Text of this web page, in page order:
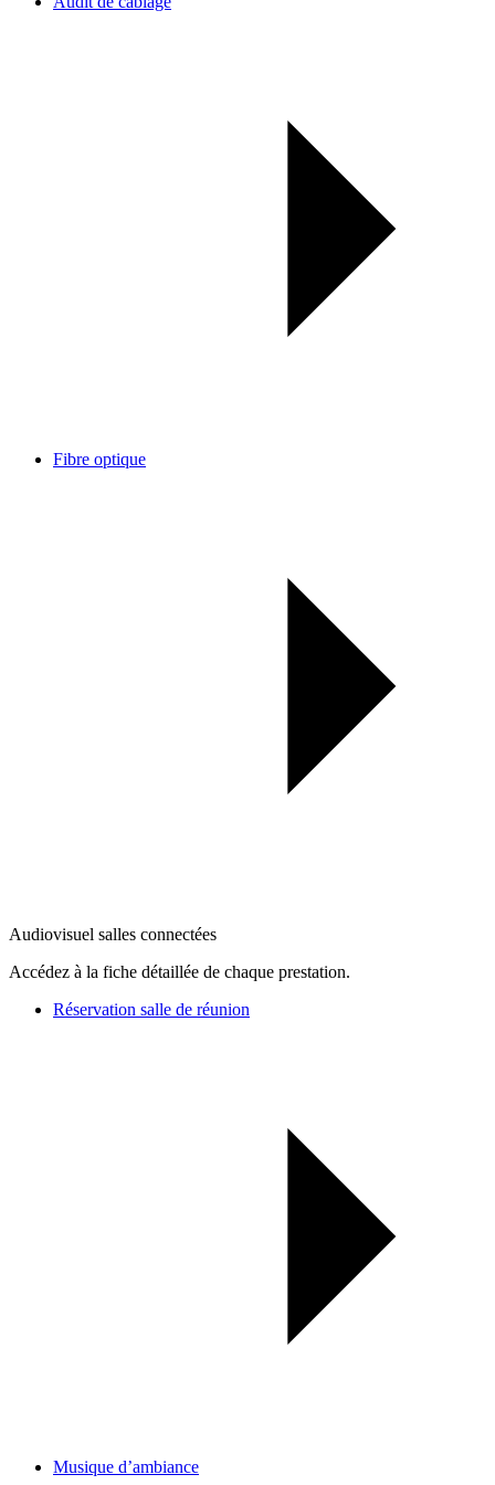
Fibre optique
Audiovisuel salles connectées
Accédez à la fiche détaillée de chaque prestation.
Réservation salle de réunion
Musique d’ambiance